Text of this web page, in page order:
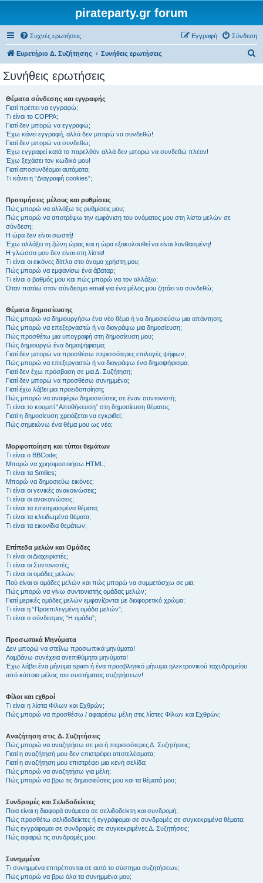
pirateparty.gr forum
Συχνές ερωτήσεις Σύνδεση
Εγγραφή
Ευρετήριο Δ. Συζήτησης Συνήθεις ερωτήσεις
Συνήθεις ερωτήσεις
Θέματα σύνδεσης και εγγραφής
Γιατί πρέπει να εγγραφώ;
Τι είναι το COPPA;
Γιατί δεν μπορώ να εγγραφώ;
Έχω κάνει εγγραφή, αλλά δεν μπορώ να συνδεθώ!
Γιατί δεν μπορώ να συνδεθώ;
Έχω εγγραφεί κατά το παρελθόν αλλά δεν μπορώ να συνδεθώ πλέον!
Έχω ξεχάσει τον κωδικό μου!
Γιατί αποσυνδέομαι αυτόματα;
Τι κάνει η “Διαγραφή cookies”;
Προτιμήσεις μέλους και ρυθμίσεις
Πώς μπορώ να αλλάξω τις ρυθμίσεις μου;
Πώς μπορώ να αποτρέψω την εμφάνιση του ονόματος μου στη λίστα μελών σε
σύνδεση;
Η ώρα δεν είναι σωστή!
Έχω αλλάξει τη ζώνη ώρας και η ώρα εξακολουθεί να είναι λανθασμένη!
Η γλώσσα μου δεν είναι στη λίστα!
Τι είναι οι εικόνες δίπλα στο όνομα χρήστη μου;
Πώς μπορώ να εμφανίσω ένα άβαταρ;
Τι είναι ο βαθμός μου και πώς μπορώ να τον αλλάξω;
Όταν πατάω στον σύνδεσμο email για ένα μέλος μου ζητάει να συνδεθώ;
Θέματα δημοσίευσης
Πώς μπορώ να δημιουργήσω ένα νέο θέμα ή να δημοσιεύσω μια απάντηση;
Πώς μπορώ να επεξεργαστώ ή να διαγράψω μια δημοσίευση;
Πώς προσθέτω μια υπογραφή στη δημοσίευση μου;
Πώς δημιουργώ ένα δημοψήφισμα;
Γιατί δεν μπορώ να προσθέσω περισσότερες επιλογές ψήφων;
Πώς μπορώ να επεξεργαστώ ή να διαγράψω ένα δημοψήφισμα;
Γιατί δεν έχω πρόσβαση σε μια Δ. Συζήτηση;
Γιατί δεν μπορώ να προσθέσω συνημμένα;
Γιατί έχω λάβει μια προειδοποίηση;
Πώς μπορώ να αναφέρω δημοσιεύσεις σε έναν συντονιστή;
Τι είναι το κουμπί “Αποθήκευση” στη δημοσίευση θέματος;
Γιατί η δημοσίευση χρειάζεται να εγκριθεί;
Πώς σημειώνω ένα θέμα μου ως νέο;
Μορφοποίηση και τύποι θεμάτων
Τι είναι ο BBCode;
Μπορώ να χρησιμοποιήσω HTML;
Τι είναι τα Smilies;
Μπορώ να δημοσιεύω εικόνες;
Τι είναι οι γενικές ανακοινώσεις;
Τι είναι οι ανακοινώσεις;
Τι είναι τα επισημασμένα θέματα;
Τι είναι τα κλειδωμένα θέματα;
Τι είναι τα εικονίδια θεμάτων;
Επίπεδα μελών και Ομάδες
Τι είναι οι Διαχειριστές;
Τι είναι οι Συντονιστές;
Τι είναι οι ομάδες μελών;
Πού είναι οι ομάδες μελών και πώς μπορώ να συμμετάσχω σε μια;
Πώς μπορώ να γίνω συντονιστής ομάδας μελών;
Γιατί μερικές ομάδες μελών εμφανίζονται με διαφορετικό χρώμα;
Τι είναι η “Προεπιλεγμένη ομάδα μελών”;
Τι είναι ο σύνδεσμος "Η ομάδα”;
Προσωπικά Μηνύματα
Δεν μπορώ να στείλω προσωπικά μηνύματα!
Λαμβάνω συνέχεια ανεπιθύμητα μηνύματα!
Έχω λάβει ένα μήνυμα spam ή ένα προσβλητικό μήνυμα ηλεκτρονικού ταχυδρομείου
από κάποιο μέλος του συστήματος συζητήσεων!
Φίλοι και εχθροί
Τι είναι η λίστα Φίλων και Εχθρών;
Πώς μπορώ να προσθέσω / αφαιρέσω μέλη στις λίστες Φίλων και Εχθρών;
Αναζήτηση στις Δ. Συζητήσεις
Πώς μπορώ να αναζητήσω σε μια ή περισσότερες Δ. Συζητήσεις;
Γιατί η αναζήτησή μου δεν επιστρέφει αποτελέσματα;
Γιατί η αναζήτηση μου επιστρέφει μια κενή σελίδα;
Πώς μπορώ να αναζητήσω για μέλη;
Πώς μπορώ να βρω τις δημοσιεύσεις μου και τα θέματά μου;
Συνδρομές και Σελιδοδείκτες
Ποια είναι η διαφορά ανάμεσα σε σελιδοδείκτη και συνδρομή;
Πώς προσθέτω σελιδοδείκτες ή εγγράφομαι σε συνδρομές σε συγκεκριμένα θέματα;
Πώς εγγράφομαι σε συνδρομές σε συγκεκριμένες Δ. Συζητήσεις;
Πώς αφαιρώ τις συνδρομές μου;
Συνημμένα
Τι συνημμένα επιτρέπονται σε αυτό το σύστημα συζητήσεων;
Πώς μπορώ να βρω όλα τα συνημμένα μου;